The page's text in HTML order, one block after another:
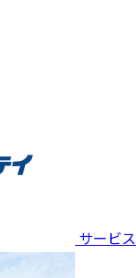
サービス